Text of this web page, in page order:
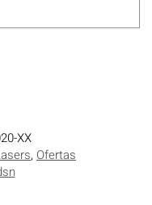
XX
, Ofertas